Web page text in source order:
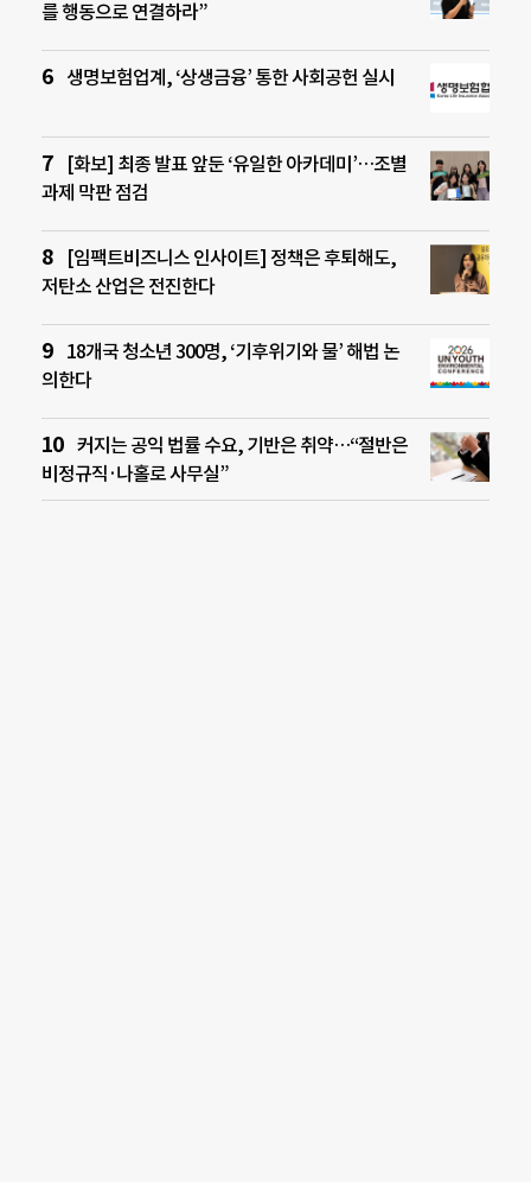
를 행동으로 연결하라”
생명보험업계, ‘상생금융’ 통한 사회공헌 실시
[화보] 최종 발표 앞둔 ‘유일한 아카데미’…조별
과제 막판 점검
[임팩트비즈니스 인사이트] 정책은 후퇴해도,
저탄소 산업은 전진한다
18개국 청소년 300명, ‘기후위기와 물’ 해법 논
의한다
커지는 공익 법률 수요, 기반은 취약…“절반은
비정규직·나홀로 사무실”